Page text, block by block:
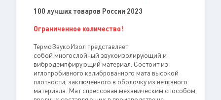
100 лучших товаров России 2023
Ограниченное количество!
ТермоЗвукоИзол представляет
собой многослойный звукоизолирующий и
вибродемпфирующий материал. Состоит из
иглопробивного калиброванного мата высокой
плотности, заключенного в оболочку из нетканого
материала. Мат спрессован механическим способом,